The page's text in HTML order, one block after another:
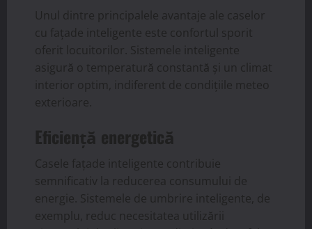
Unul dintre principalele avantaje ale caselor
cu fațade inteligente este confortul sporit
oferit locuitorilor. Sistemele inteligente
asigură o temperatură constantă și un climat
interior optim, indiferent de condițiile meteo
exterioare.
Eficiență energetică
Casele fațade inteligente contribuie
semnificativ la reducerea consumului de
energie. Sistemele de umbrire inteligente, de
exemplu, reduc necesitatea utilizării